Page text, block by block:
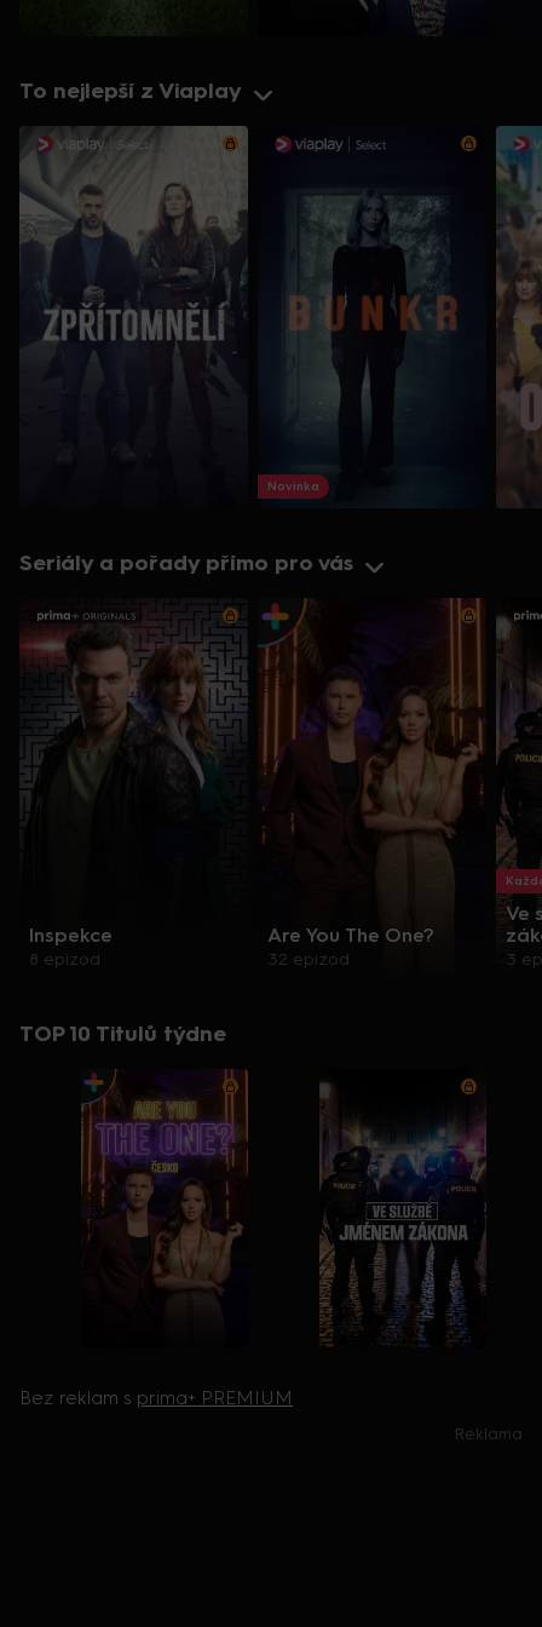
To nejlepší z Viaplay
Novinka
Seriály a pořady přímo pro vás
Inspekce
8 epizod
Are You The One?
32 epizod
Ve
3
TOP 10 Titulů týdne
Bez reklam s prima+ PREMIUM
Reklama